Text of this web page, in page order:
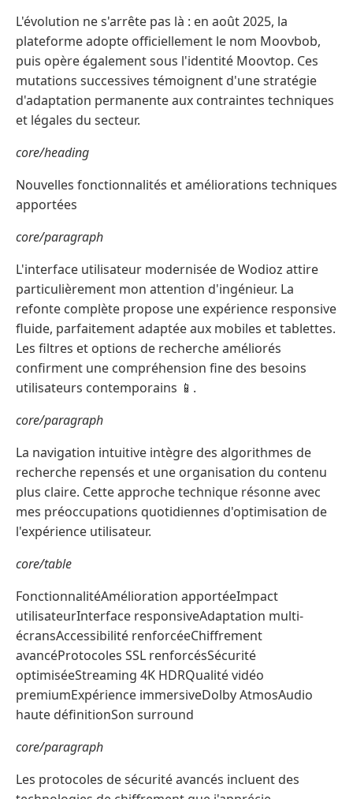
L'évolution ne s'arrête pas là : en août 2025, la
plateforme adopte officiellement le nom Moovbob,
puis opère également sous l'identité Moovtop. Ces
mutations successives témoignent d'une stratégie
d'adaptation permanente aux contraintes techniques
et légales du secteur.
core/heading
Nouvelles fonctionnalités et améliorations techniques
apportées
core/paragraph
L'interface utilisateur modernisée de Wodioz attire
particulièrement mon attention d'ingénieur. La
refonte complète propose une expérience responsive
fluide, parfaitement adaptée aux mobiles et tablettes.
Les filtres et options de recherche améliorés
confirment une compréhension fine des besoins
utilisateurs contemporains 📱.
core/paragraph
La navigation intuitive intègre des algorithmes de
recherche repensés et une organisation du contenu
plus claire. Cette approche technique résonne avec
mes préoccupations quotidiennes d'optimisation de
l'expérience utilisateur.
core/table
FonctionnalitéAmélioration apportéeImpact
utilisateurInterface responsiveAdaptation multi-
écransAccessibilité renforcéeChiffrement
avancéProtocoles SSL renforcésSécurité
optimiséeStreaming 4K HDRQualité vidéo
premiumExpérience immersiveDolby AtmosAudio
haute définitionSon surround
core/paragraph
Les protocoles de sécurité avancés incluent des